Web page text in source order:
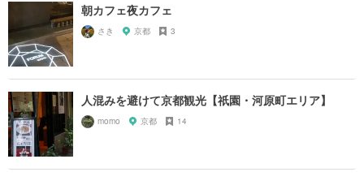
朝カフェ夜カフェ
さき 京都 3
人混みを避けて京都観光【祇園・河原町エリア】
momo 京都 14